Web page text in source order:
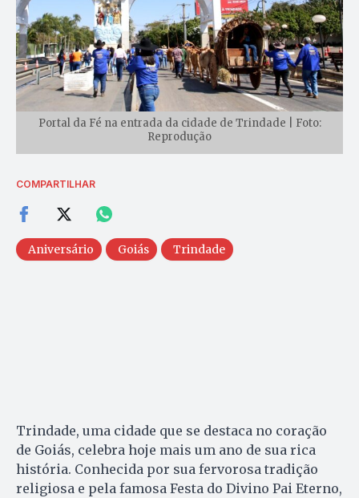
Portal da Fé na entrada da cidade de Trindade | Foto:
Reprodução
COMPARTILHAR
Aniversário Goiás Trindade
Trindade, uma cidade que se destaca no coração
de Goiás, celebra hoje mais um ano de sua rica
história. Conhecida por sua fervorosa tradição
religiosa e pela famosa Festa do Divino Pai Eterno,